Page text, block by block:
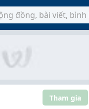
Tham gia